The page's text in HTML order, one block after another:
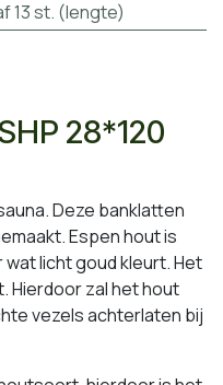
13 st. (lengte)
28*120
Deze banklatten
Espen hout is
licht goud kleurt. Het
Hierdoor zal het hout
vezels achterlaten bij